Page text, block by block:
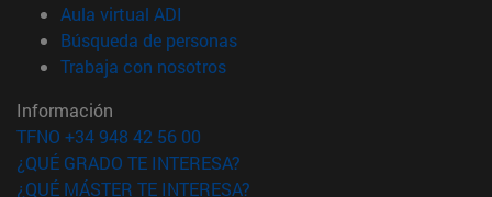
Aula virtual ADI
Búsqueda de personas(abre en nueva ventana)
Trabaja con nosotros(abre en nueva ventana)
Información
TFNO +34 948 42 56 00
¿QUÉ GRADO TE INTERESA?
¿QUÉ MÁSTER TE INTERESA?